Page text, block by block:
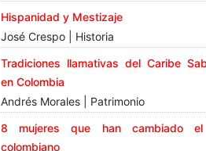
Hispanidad y Mestizaje
José Crespo | Historia
Tradiciones llamativas del Caribe
en Colombia
Andrés Morales | Patrimonio
8 mujeres que han cambiado el
colombiano